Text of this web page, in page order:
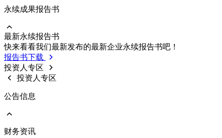
董事会
功能性委员会
永续供应链
企业诚信经营
內部稽核
重要规章制度
前往 利害关系人议合
利害关系人联络资讯
利害关系人投诉管道
意见回覆
永续成果报告书
前往 永续成果报告书
历年报告书下载
最新永续报告书
快来看看我们最新发布的最新企业永续报告书吧！
报告书下载
投资人专区
投资人专区
公告信息
前往 公告信息
财务资讯